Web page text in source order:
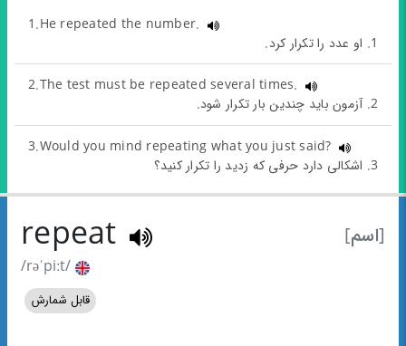
1.He repeated the number.
1. او عدد را تکرار کرد.
2.The test must be repeated several times.
2. آزمون باید چندین بار تکرار شود.
3.Would you mind repeating what you just said?
3. اشکالی دارد حرفی که زدید را تکرار کنید؟
[اسم] repeat
/rəˈpiːt/
قابل شمارش